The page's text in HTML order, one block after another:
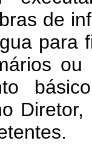
de
para
ou